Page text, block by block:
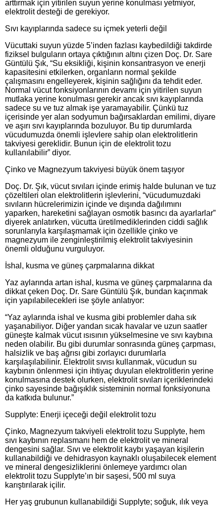
arttırmak için yitirilen suyun yerine konulması yetmiyor,
elektrolit desteği de gerekiyor.
Sıvı kayıplarında sadece su içmek yeterli değil
Vücuttaki suyun yüzde 5’inden fazlası kaybedildiği takdirde
fiziksel bulguların ortaya çıktığının altını çizen Doç. Dr. Sare
Güntülü Şık, “Su eksikliği, kişinin konsantrasyon ve enerji
kapasitesini etkilerken, organların normal şekilde
çalışmasını engelleyerek, kişinin sağlığını da tehdit eder.
Normal vücut fonksiyonlarının devamı için yitirilen suyun
mutlaka yerine konulması gerekir ancak sıvı kayıplarında
sadece su ve tuz almak işe yaramayabilir. Çünkü tuz
içerisinde yer alan sodyumun bağırsaklardan emilimi, diyare
ve aşırı sıvı kayıplarında bozuluyor. Bu tip durumlarda
vücudumuzda önemli işlevlere sahip olan elektrolitlerin
takviyesi gereklidir. Bunun için de elektrolit tozu
kullanılabilir” diyor.
Çinko ve Magnezyum takviyesi büyük önem taşıyor
Doç. Dr. Şık, vücut sıvıları içinde erimiş halde bulunan ve tuz
çözeltileri olan elektrolitlerin işlevlerini, “vücudumuzdaki
sıvıların hücrelerimizin içinde ve dışında dağılımını
yaparken, hareketini sağlayan osmotik basıncı da ayarlarlar”
diyerek anlatırken, vücutta üretilmediklerinden ciddi sağlık
sorunlarıyla karşılaşmamak için özellikle çinko ve
magnezyum ile zenginleştirilmiş elektrolit takviyesinin
önemli olduğunu vurguluyor.
İshal, kusma ve güneş çarpmalarına dikkat
Yaz aylarında artan ishal, kusma ve güneş çarpmalarına da
dikkat çeken Doç. Dr. Sare Güntülü Şık, bundan kaçınmak
için yapılabilecekleri ise şöyle anlatıyor:
“Yaz aylarında ishal ve kusma gibi problemler daha sık
yaşanabiliyor. Diğer yandan sıcak havalar ve uzun saatler
güneşte kalmak vücut ısısının yükselmesine ve sıvı kaybına
neden olabilir. Bu gibi durumlar sonrasında güneş çarpması,
halsizlik ve baş ağrısı gibi zorlayıcı durumlarla
karşılaşılabilinir. Elektrolit sıvısı kullanmak, vücudun su
kaybının önlenmesi için ihtiyaç duyulan elektrolitlerin yerine
konulmasına destek olurken, elektrolit sıvıları içeriklerindeki
çinko sayesinde bağışıklık sisteminin normal fonksiyonuna
da katkıda bulunur.”
Supplyte: Enerji içeceği değil elektrolit tozu
Çinko, Magnezyum takviyeli elektrolit tozu Supplyte, hem
sıvı kaybının replasmanı hem de elektrolit ve mineral
dengesini sağlar. Sıvı ve elektrolit kaybı yaşayan kişilerin
kullanabildiği ve dehidrasyon kaynaklı oluşabilecek element
ve mineral dengesizliklerini önlemeye yardımcı olan
elektrolit tozu Supplyte’ın bir saşesi, 500 ml suya
karıştırılarak içilir.
Her yaş grubunun kullanabildiği Supplyte; soğuk, ılık veya